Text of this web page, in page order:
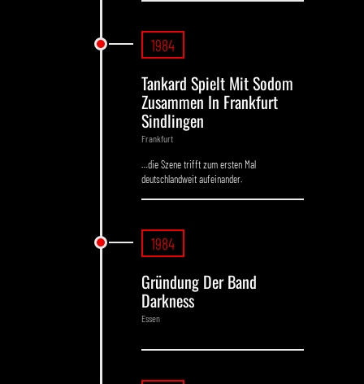
1984
Tankard Spielt Mit Sodom
Zusammen In Frankfurt
Sindlingen
Frankfurt
…die Szene trifft zum ersten Mal
deutschlandweit aufeinander.
1984
Gründung Der Band
Darkness
Essen